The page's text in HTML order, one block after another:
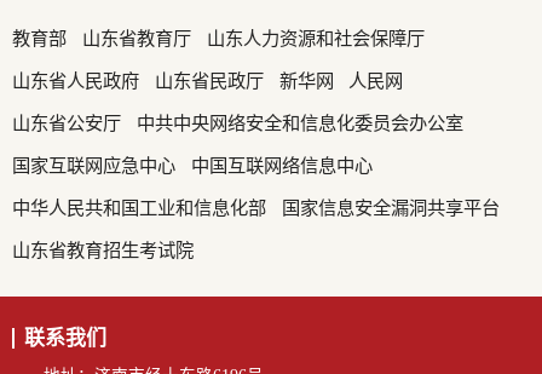
教育部 山东省教育厅 山东人力资源和社会保障厅
山东省人民政府 山东省民政厅 新华网 人民网
山东省公安厅 中共中央网络安全和信息化委员会办公室
国家互联网应急中心 中国互联网络信息中心
中华人民共和国工业和信息化部 国家信息安全漏洞共享平台
山东省教育招生考试院
联系我们